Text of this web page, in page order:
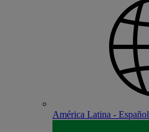
América Latina - Español